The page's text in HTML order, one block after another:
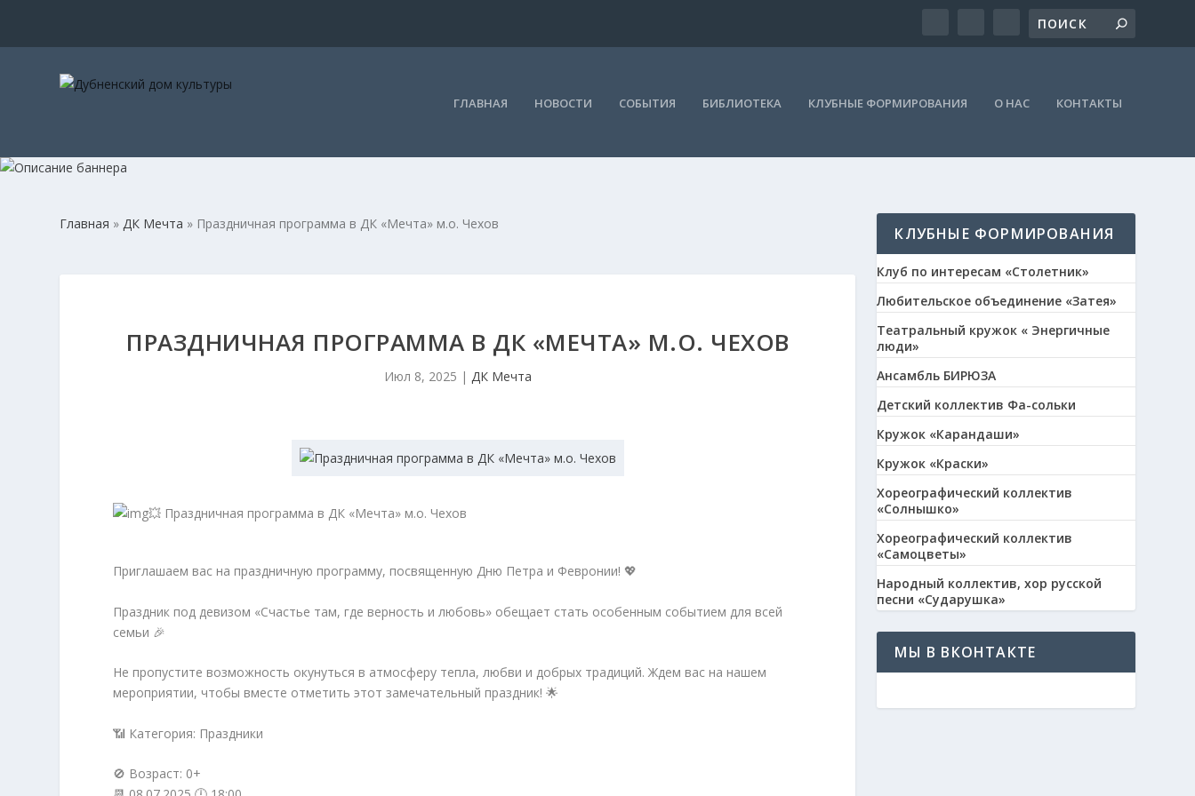
ГЛАВНАЯ НОВОСТИ СОБЫТИЯ БИБЛИОТЕКА КЛУБНЫЕ ФОРМИРОВАНИЯ О НАС КОНТАКТЫ
Главная »ДК Мечта » Праздничная программа в ДК «Мечта» м.о. Чехов
ПРАЗДНИЧНАЯ ПРОГРАММА В ДК «МЕЧТА» М.О. ЧЕХОВ
Июл 8, 2025 | ДК Мечта
💥 Праздничная программа в ДК «Мечта» м.о. Чехов
Приглашаем вас на праздничную программу, посвященную Дню Петра и Февронии! 💖
Праздник под девизом «Счастье там, где верность и любовь» обещает стать особенным событием для всей
семьи 🎉
Не пропустите возможность окунуться в атмосферу тепла, любви и добрых традиций. Ждем вас на нашем
мероприятии, чтобы вместе отметить этот замечательный праздник! 🌟
📶 Категория: Праздники
🚫 Возраст: 0+
КЛУБНЫЕ ФОРМИРОВАНИЯ
Клуб по интересам «Столетник»
Любительское объединение «Затея»
Театральный кружок « Энергичные
люди»
Ансамбль БИРЮЗА
Детский коллектив Фа-сольки
Кружок «Карандаши»
Кружок «Краски»
Хореографический коллектив
«Солнышко»
Хореографический коллектив
«Самоцветы»
Народный коллектив, хор русской
песни «Сударушка»
МЫ В ВКОНТАКТЕ